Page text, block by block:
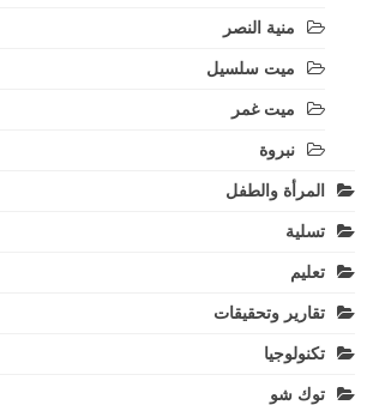
منية النصر
ميت سلسيل
ميت غمر
نبروة
المرأة والطفل
تسلية
تعليم
تقارير وتحقيقات
تكنولوجيا
توك شو